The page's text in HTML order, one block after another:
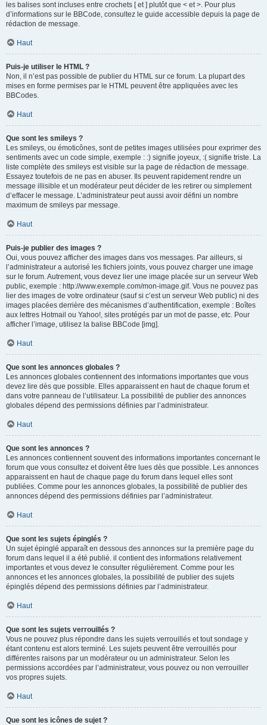
les balises sont incluses entre crochets [ et ] plutôt que < et >. Pour plus
d’informations sur le BBCode, consultez le guide accessible depuis la page de
rédaction de message.
Haut
Puis-je utiliser le HTML ?
Non, il n’est pas possible de publier du HTML sur ce forum. La plupart des
mises en forme permises par le HTML peuvent être appliquées avec les
BBCodes.
Haut
Que sont les smileys ?
Les smileys, ou émoticônes, sont de petites images utilisées pour exprimer des
sentiments avec un code simple, exemple : :) signifie joyeux, :( signifie triste. La
liste complète des smileys est visible sur la page de rédaction de message.
Essayez toutefois de ne pas en abuser. Ils peuvent rapidement rendre un
message illisible et un modérateur peut décider de les retirer ou simplement
d’effacer le message. L’administrateur peut aussi avoir défini un nombre
maximum de smileys par message.
Haut
Puis-je publier des images ?
Oui, vous pouvez afficher des images dans vos messages. Par ailleurs, si
l’administrateur a autorisé les fichiers joints, vous pouvez charger une image
sur le forum. Autrement, vous devez lier une image placée sur un serveur Web
public, exemple : http://www.exemple.com/mon-image.gif. Vous ne pouvez pas
lier des images de votre ordinateur (sauf si c’est un serveur Web public) ni des
images placées derrière des mécanismes d’authentification, exemple : Boîtes
aux lettres Hotmail ou Yahoo!, sites protégés par un mot de passe, etc. Pour
afficher l’image, utilisez la balise BBCode [img].
Haut
Que sont les annonces globales ?
Les annonces globales contiennent des informations importantes que vous
devez lire dès que possible. Elles apparaissent en haut de chaque forum et
dans votre panneau de l’utilisateur. La possibilité de publier des annonces
globales dépend des permissions définies par l’administrateur.
Haut
Que sont les annonces ?
Les annonces contiennent souvent des informations importantes concernant le
forum que vous consultez et doivent être lues dès que possible. Les annonces
apparaissent en haut de chaque page du forum dans lequel elles sont
publiées. Comme pour les annonces globales, la possibilité de publier des
annonces dépend des permissions définies par l’administrateur.
Haut
Que sont les sujets épinglés ?
Un sujet épinglé apparaît en dessous des annonces sur la première page du
forum dans lequel il a été publié. il contient des informations relativement
importantes et vous devez le consulter régulièrement. Comme pour les
annonces et les annonces globales, la possibilité de publier des sujets
épinglés dépend des permissions définies par l’administrateur.
Haut
Que sont les sujets verrouillés ?
Vous ne pouvez plus répondre dans les sujets verrouillés et tout sondage y
étant contenu est alors terminé. Les sujets peuvent être verrouillés pour
différentes raisons par un modérateur ou un administrateur. Selon les
permissions accordées par l’administrateur, vous pouvez ou non verrouiller
vos propres sujets.
Haut
Que sont les icônes de sujet ?